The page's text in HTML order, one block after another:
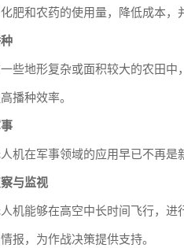
肥和农药的使用量，降低成本，
些地形复杂或面积较大的农田
播种效率。
机在军事领域的应用早已不再是
与监视
机能够在高空中长时间飞行，进
报，为作战决策提供支持。